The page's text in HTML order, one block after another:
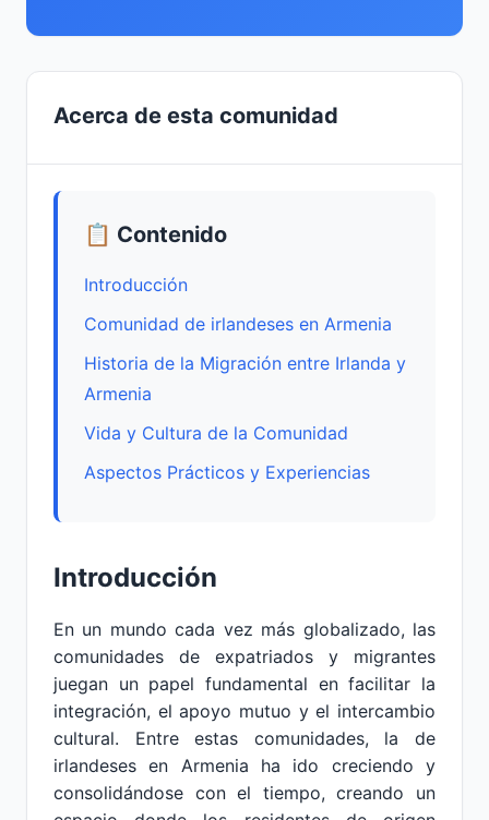
Acerca de esta comunidad
📋 Contenido
Introducción
Comunidad de irlandeses en Armenia
Historia de la Migración entre Irlanda y
Armenia
Vida y Cultura de la Comunidad
Aspectos Prácticos y Experiencias
Introducción
En un mundo cada vez más globalizado, las
comunidades de expatriados y migrantes
juegan un papel fundamental en facilitar la
integración, el apoyo mutuo y el intercambio
cultural. Entre estas comunidades, la de
irlandeses en Armenia ha ido creciendo y
consolidándose con el tiempo, creando un